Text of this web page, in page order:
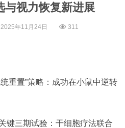
与视力恢复新进展
年11月24日 311
重置”策略：成功在小鼠中逆转
键三期试验：干细胞疗法联合